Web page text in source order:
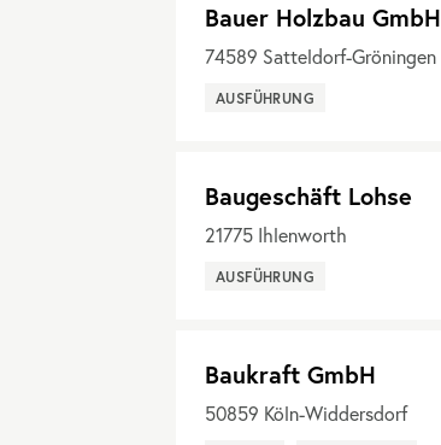
Bauer Holzbau GmbH
74589 Satteldorf-Gröningen
AUSFÜHRUNG
Baugeschäft Lohse
21775 Ihlenworth
AUSFÜHRUNG
Baukraft GmbH
50859 Köln-Widdersdorf